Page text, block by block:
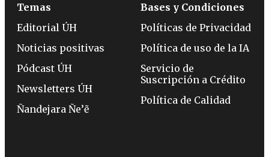
Temas
Editorial ÚH
Noticias positivas
Pódcast ÚH
Newsletters ÚH
Ñandejara Ñe’ẽ
Bases y Condiciones
Políticas de Privacidad
Política de uso de la IA
Servicio de
Suscripción a Crédito
Política de Calidad